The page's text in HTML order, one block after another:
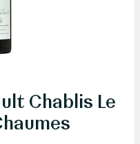
Chablis Le